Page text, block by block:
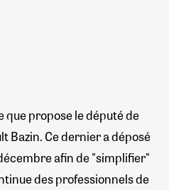
propose le député de
Bazin. Ce dernier a déposé
afin de "simplifier"
des professionnels de